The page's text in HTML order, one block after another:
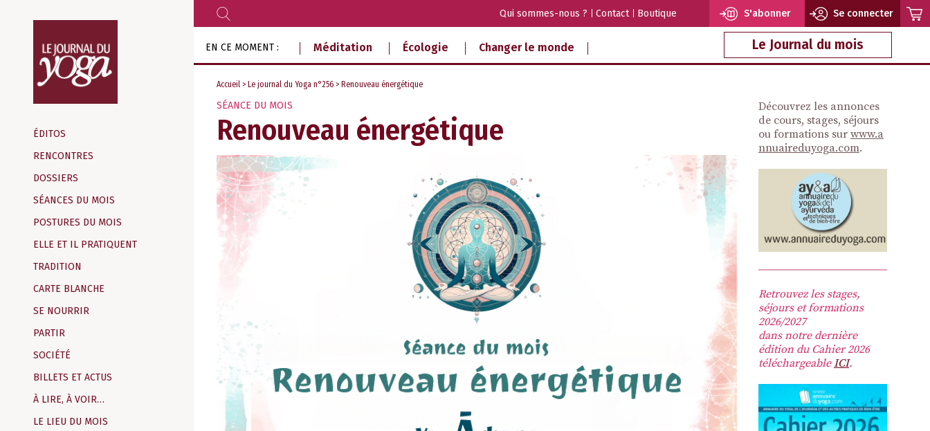
d‘information
indépendant
ÉDITOS
RENCONTRES
DOSSIERS
SÉANCES DU MOIS
POSTURES DU MOIS
ELLE ET IL PRATIQUENT
TRADITION
CARTE BLANCHE
SE NOURRIR
PARTIR
SOCIÉTÉ
BILLETS ET ACTUS
À LIRE, À VOIR…
LE LIEU DU MOIS
RECHERCHER Qui sommes-nous ? Contact Boutique S'abonner Se connecter
EN CE MOMENT : Méditation Écologie Changer le monde Le Journal du mois
Accueil > Le journal du Yoga n°256 > Renouveau énergétique
SÉANCE DU MOIS
Renouveau énergétique
Découvrez les annonces
de cours, stages, séjours
ou formations sur www.a
nnuaireduyoga.com.
Retrouvez les stages,
séjours et formations
2026/2027
dans notre dernière
édition du Cahier 2026
téléchargeableICI.